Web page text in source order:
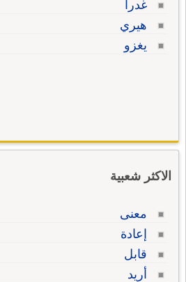
غدرا
هيري
يغزو
الاكثر شعبية
معنى
إعادة
قابل
أريد